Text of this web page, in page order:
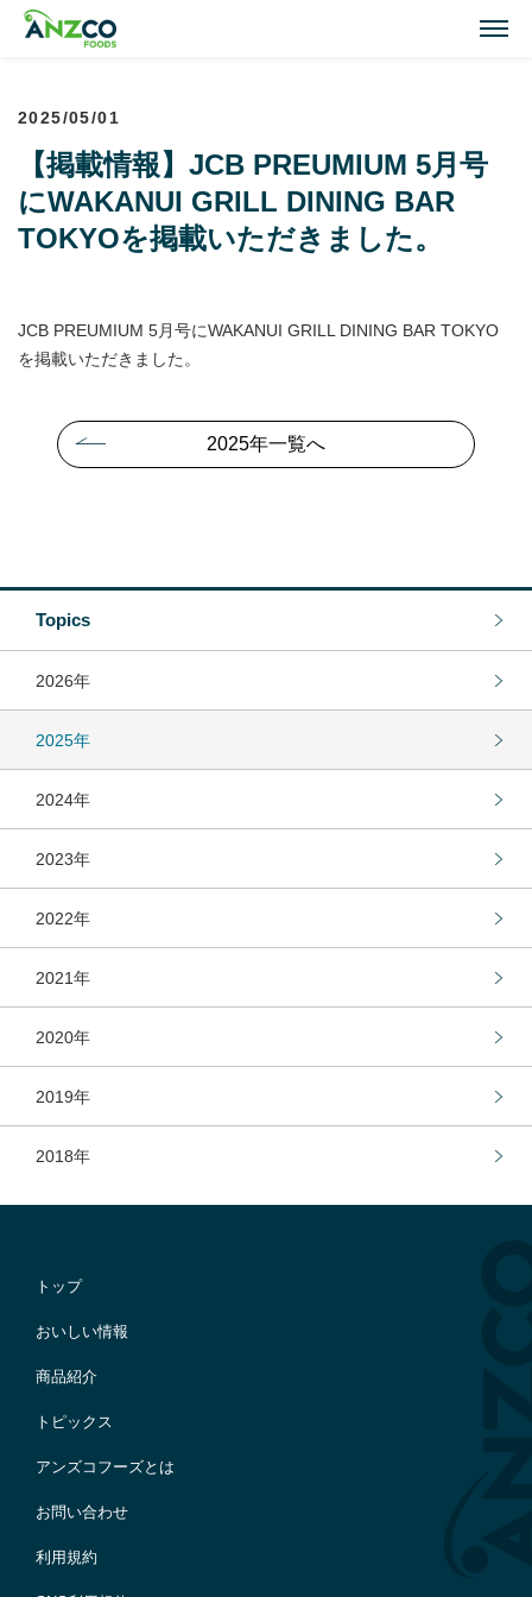
ラム肉のおすすめレシピ
Our Activities
おいしい情報
Our Products
商品紹介(ラム肉・牛肉)
トピックス
2025/05/01
【掲載情報】JCB PREUMIUM 5月号
にWAKANUI GRILL DINING BAR
TOKYOを掲載いただきました。
JCB PREUMIUM 5月号にWAKANUI GRILL DINING BAR TOKYO
を掲載いただきました。
2025年一覧へ
Topics
2026年
2025年
2024年
2023年
2022年
2021年
2020年
2019年
2018年
トップ
おいしい情報
商品紹介
トピックス
アンズコフーズとは
お問い合わせ
利用規約